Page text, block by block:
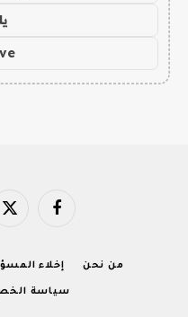
فيسبوك X
من نحن إخلاء
سياسة